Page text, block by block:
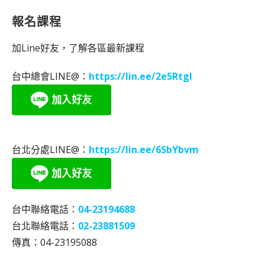
報名課程
加Line好友，了解各區最新課程
台中總會LINE@： https://lin.ee/2e5RtgI
台北分處LINE@： https://lin.ee/6SbYbvm
台中聯絡電話： 04-23194688
台北聯絡電話： 02-23881509
傳真：04-23195088